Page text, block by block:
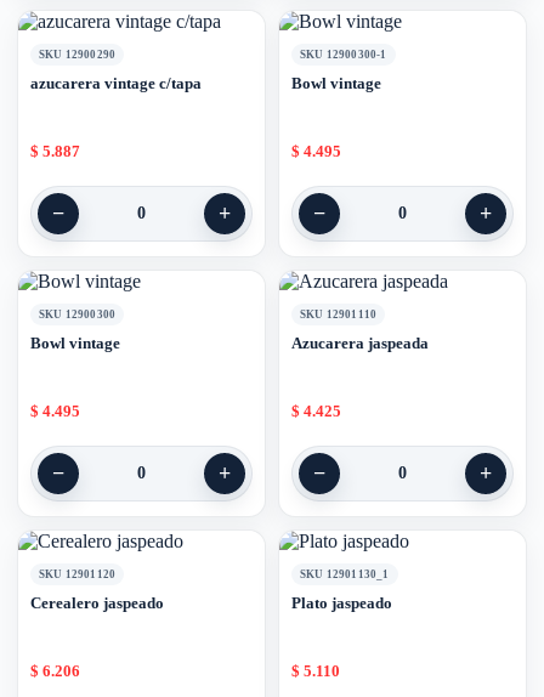
SKU 12900290
azucarera vintage c/tapa
$ 5.887
− 0 +
SKU 12900300-1
Bowl vintage
$ 4.495
− 0 +
SKU 12900300
Bowl vintage
$ 4.495
− 0 +
SKU 12901110
Azucarera jaspeada
$ 4.425
− 0 +
SKU 12901120
Cerealero jaspeado
$ 6.206
SKU 12901130_1
Plato jaspeado
$ 5.110